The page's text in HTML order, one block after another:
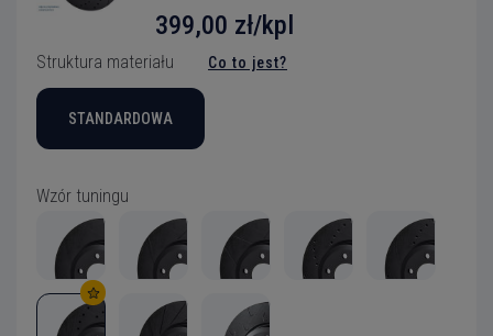
399,00 zł/kpl
Struktura materiału Co to jest?
STANDARDOWA
Wzór tuningu